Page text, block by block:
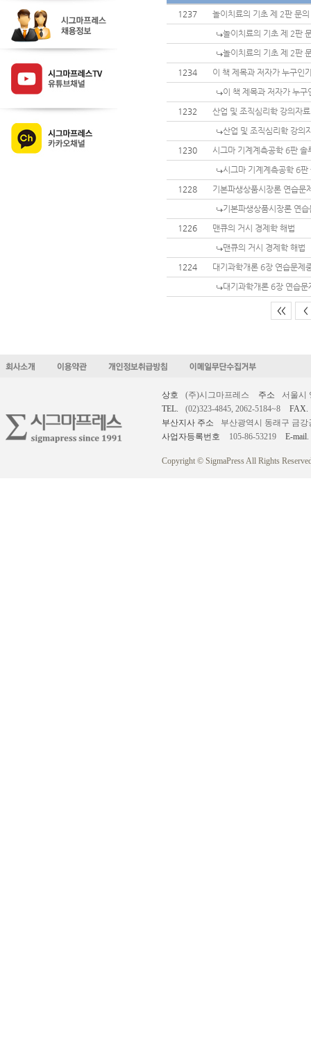
1237
놀이치료의 기초 제 2판 문
놀이치료의 기초 제 2판
놀이치료의 기초 제 2판
1234
이 책 제목과 저자가 누구인
이 책 제목과 저자가 누구
1232
산업 및 조직심리학 강의자
산업 및 조직심리학 강의
1230
시그마 기계계측공학 6판 솔
시그마 기계계측공학 6
1228
기본파생상품시장론 연습문
기본파생상품시장론 연
1226
맨큐의 거시 경제학 해법
맨큐의 거시 경제학 해법
1224
대기과학개론 6장 연습문제
대기과학개론 6장 연습문
<< <
상호 (주)시그마프레스 주소
서울시
TEL.
(02)323-4845, 2062-5184~8
FAX.
부산지사 주소
부산광역시 동래구 금강
사업자등록번호
105-86-53219 E-mail.
Copyright © SigmaPress All Rights